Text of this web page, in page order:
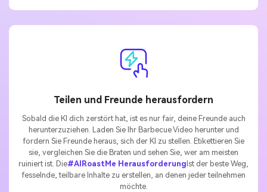
Teilen und Freunde herausfordern
Sobald die KI dich zerstört hat, ist es nur fair, deine Freunde auch
herunterzuziehen. Laden Sie Ihr Barbecue Video herunter und
fordern Sie Freunde heraus, sich der KI zu stellen. Etikettieren Sie
sie, vergleichen Sie die Braten und sehen Sie, wer am meisten
ruiniert ist. Die#AIRoastMe Herausforderung Ist der beste Weg,
fesselnde, teilbare Inhalte zu erstellen, an denen jeder teilnehmen
möchte.